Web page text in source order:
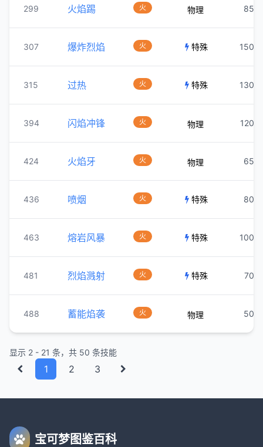
299 火焰踢 火 物理 85
307 爆炸烈焰 火 特殊 150
315 过热 火 特殊 130
394 闪焰冲锋 火 物理 120
424 火焰牙 火 物理 65
436 喷烟 火 特殊 80
463 熔岩风暴 火 特殊 100
481 烈焰溅射 火 特殊 70
488 蓄能焰袭 火 物理 50
显示 2 - 21 条，共 50 条技能
1 2 3
宝可梦图鉴百科